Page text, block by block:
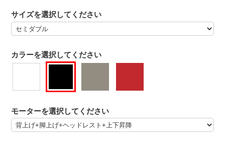
カラーを選択してください
サイズを選択してください
モーターを選択してください